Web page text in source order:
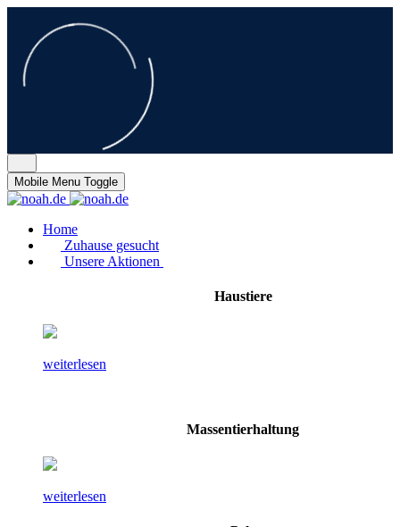
Mobile Menu Toggle
Home
Zuhause gesucht
Unsere Aktionen
Haustiere
weiterlesen
Massentierhaltung
weiterlesen